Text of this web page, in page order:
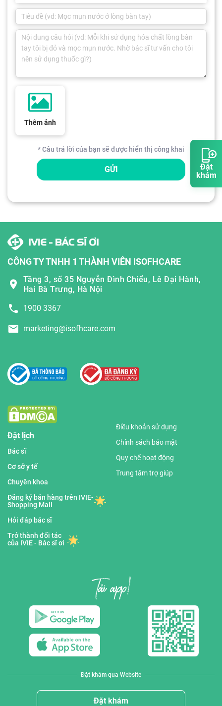
Đặt
khám
Thêm ảnh
* Câu trả lời của bạn sẽ được hiển thị công khai
GỬI
CÔNG TY TNHH 1 THÀNH VIÊN ISOFHCARE
Tầng 3, số 35 Nguyễn Đình Chiểu, Lê Đại Hành,
Hai Bà Trưng, Hà Nội
1900 3367
marketing@isofhcare.com
Đặt lịch
Bác sĩ
Cơ sở y tế
Chuyên khoa
Đăng ký bán hàng trên IVIE-
Shopping Mall
Hỏi đáp bác sĩ
Trở thành đối tác
của IVIE - Bác sĩ ơi
Điều khoản sử dụng
Chính sách bảo mật
Quy chế hoạt động
Trung tâm trợ giúp
Đặt khám qua Website
Đặt khám